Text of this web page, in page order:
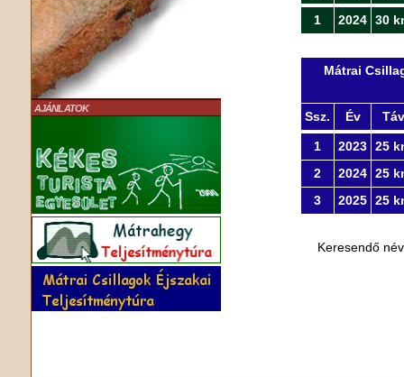
AJÁNLATOK
1 2024 30
Mátrai
Ssz. Év Táv
1 2023 25
2
2024 25
3
2025 25
Keresendő